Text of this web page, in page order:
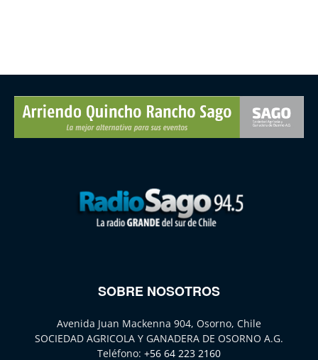
SOBRE NOSOTROS
Avenida Juan Mackenna 904, Osorno, Chile
SOCIEDAD AGRICOLA Y GANADERA DE OSORNO A.G.
Teléfono: +56 64 223 2160